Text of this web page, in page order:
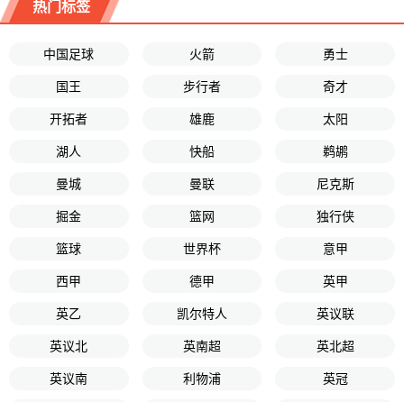
热门标签
中国足球 火箭 勇士
国王 步行者 奇才
开拓者 雄鹿 太阳
湖人 快船 鹈鹕
曼城 曼联 尼克斯
掘金 篮网 独行侠
篮球 世界杯 意甲
西甲 德甲 英甲
英乙 凯尔特人 英议联
英议北 英南超 英北超
英议南 利物浦 英冠